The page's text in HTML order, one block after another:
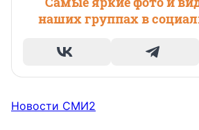
наших группах в
Новости СМИ2